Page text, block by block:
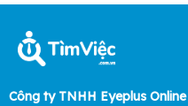
Công ty TNHH Eyeplus Online